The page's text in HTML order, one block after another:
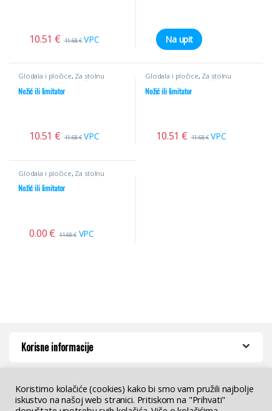
10.51 € 11.68€ VPC Na upit
Glodala i pločice, Za stolnu
, Profilni noževi
Nožić ili limitator
10.51 € 11.68€ VPC
Glodala i pločice, Za stolnu
, Profilni noževi
Nožić ili limitator
10.51 € 11.68€ VPC
Glodala i pločice, Za stolnu
,
Nožić ili limitator
0.00 € 11.68€ VPC
Korisne informacije
Koristimo kolačiće (cookies) kako bi smo vam pružili najbolje
iskustvo na našoj web stranici. Pritiskom na "Prihvati"